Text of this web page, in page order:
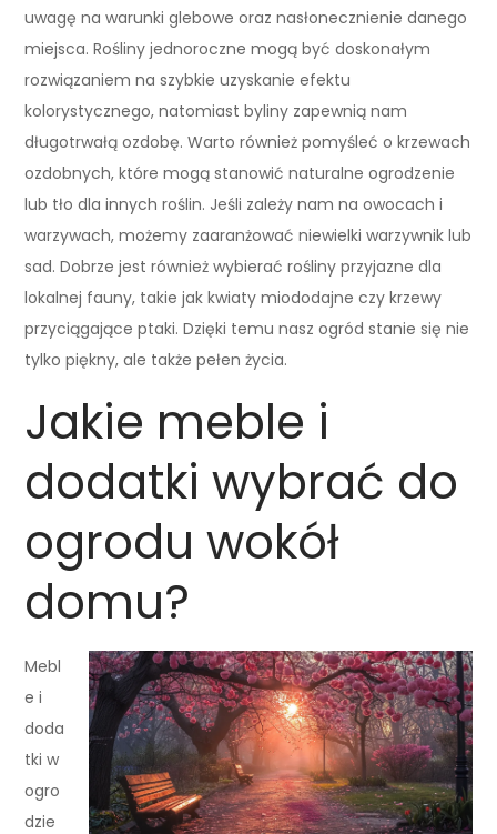
uwagę na warunki glebowe oraz nasłonecznienie danego
miejsca. Rośliny jednoroczne mogą być doskonałym
rozwiązaniem na szybkie uzyskanie efektu
kolorystycznego, natomiast byliny zapewnią nam
długotrwałą ozdobę. Warto również pomyśleć o krzewach
ozdobnych, które mogą stanowić naturalne ogrodzenie
lub tło dla innych roślin. Jeśli zależy nam na owocach i
warzywach, możemy zaaranżować niewielki warzywnik lub
sad. Dobrze jest również wybierać rośliny przyjazne dla
lokalnej fauny, takie jak kwiaty miododajne czy krzewy
przyciągające ptaki. Dzięki temu nasz ogród stanie się nie
tylko piękny, ale także pełen życia.
Jakie meble i
dodatki wybrać do
ogrodu wokół
domu?
Mebl
e i
doda
tki w
ogro
dzie